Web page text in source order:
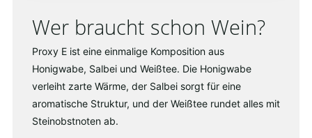
Wer braucht schon Wein?
Proxy E ist eine einmalige Komposition aus
Honigwabe, Salbei und Weißtee. Die Honigwabe
verleiht zarte Wärme, der Salbei sorgt für eine
aromatische Struktur, und der Weißtee rundet alles mit
Steinobstnoten ab.